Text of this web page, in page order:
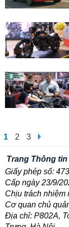
1 2 3
Trang Thông
Giấy phép số:
Cấp ngày 23/9/
Chịu trách nhiệm
Cơ quan chủ
Địa chỉ: P802A,